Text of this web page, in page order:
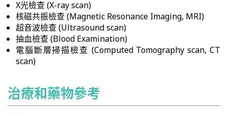
X光檢查 (X-ray scan)
核磁共振檢查 (Magnetic Resonance Imaging, MRI)
超音波檢查 (Ultrasound scan)
抽血檢查 (Blood Examination)
電腦斷層掃描檢查 (Computed Tomography scan, CT
scan)
治療和藥物參考